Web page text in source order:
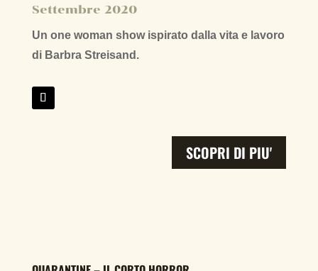
Settembre 2020
Un one woman show ispirato dalla vita e lavoro
di Barbra Streisand.
SCOPRI DI PIU'